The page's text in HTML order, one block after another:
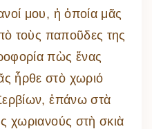
μου, ἡ ὁποία μᾶς
τοὺς παποῦδες της
πὼς ἔνας
ἦρθε στὸ χωριό
ἐπάνω στὰ
χωριανούς στὴ σκιὰ